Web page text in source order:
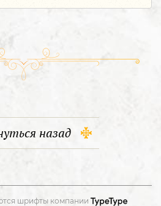
назад
шрифты компании